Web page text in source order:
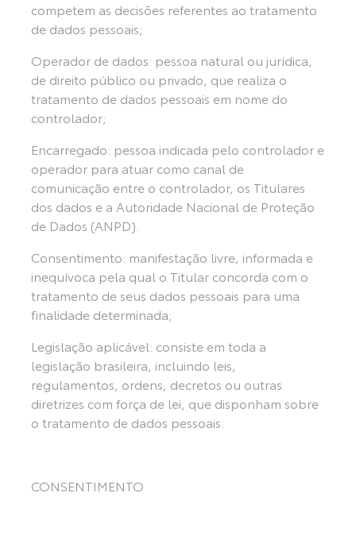
competem as decisões referentes ao tratamento
de dados pessoais;
Operador de dados: pessoa natural ou jurídica,
de direito público ou privado, que realiza o
tratamento de dados pessoais em nome do
controlador;
Encarregado: pessoa indicada pelo controlador e
operador para atuar como canal de
comunicação entre o controlador, os Titulares
dos dados e a Autoridade Nacional de Proteção
de Dados (ANPD).
Consentimento: manifestação livre, informada e
inequívoca pela qual o Titular concorda com o
tratamento de seus dados pessoais para uma
finalidade determinada;
Legislação aplicável: consiste em toda a
legislação brasileira, incluindo leis,
regulamentos, ordens, decretos ou outras
diretrizes com força de lei, que disponham sobre
o tratamento de dados pessoais.
CONSENTIMENTO